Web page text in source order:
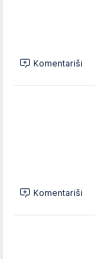
Komentariši
Komentariši